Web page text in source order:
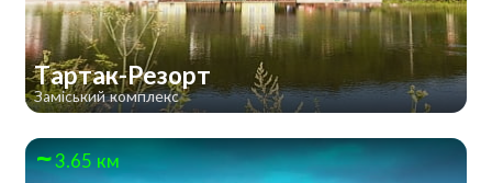
Тартак-Резорт
Заміський комплекс
3.65 км